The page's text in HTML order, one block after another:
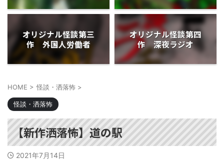
オリジナル怪談第三
作 外国人労働者
オリジナル怪談第四
作 深夜ラジオ
HOME > 怪談・洒落怖 >
怪談・洒落怖
【新作洒落怖】道の駅
2021年7月14日